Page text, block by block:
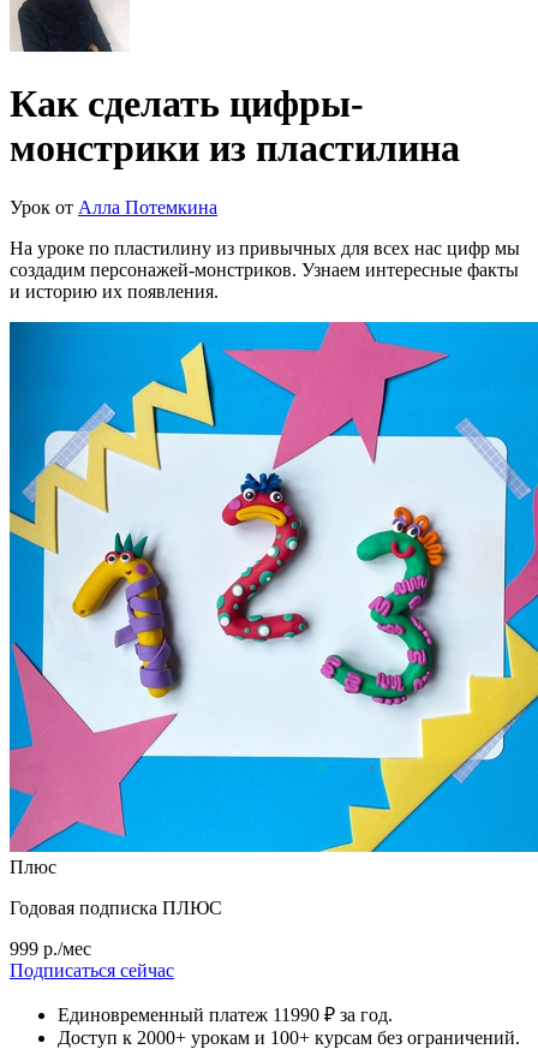
Как сделать цифры-
монстрики из пластилина
Урок от Алла Потемкина
На уроке по пластилину из привычных для всех нас цифр мы
создадим персонажей-монстриков. Узнаем интересные факты
и историю их появления.
Плюс
Годовая подписка ПЛЮС
999 р./мес
Подписаться сейчас
Единовременный платеж 11990 ₽ за год.
Доступ к 2000+ урокам и 100+ курсам без ограничений.